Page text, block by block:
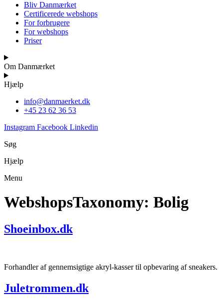
Bliv Danmærket
Certificerede webshops
For forbrugere
For webshops
Priser
Om Danmærket
Hjælp
info@danmaerket.dk
+45 23 62 36 53
Instagram Facebook Linkedin
Søg
Hjælp
Menu
WebshopsTaxonomy: Bolig
Shoeinbox.dk
Forhandler af gennemsigtige akryl-kasser til opbevaring af sneakers.
Juletrommen.dk